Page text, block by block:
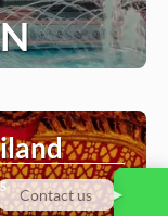
Contact us